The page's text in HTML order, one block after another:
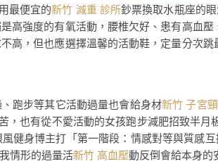
最便宜的新竹 減重 診所鈔票換取水瓶座的
高強度的有氧活動，腰椎欠好、患有高血
高，但也應選擇溫馨的活動鞋，定量分次
跑步等其它活動過量也會給身材新竹 子宮
，也有從不愛活動的女孩跑步減肥招致半
健身博主打「第一階段：情感對等與質感
情形的過量活新竹 高血壓動反倒會給本身的